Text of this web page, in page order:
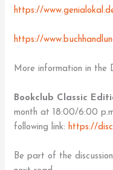
https://
https://
More information in the
Bookclub Classic
month at 18:00/6:00
following link: https://
Be part of the